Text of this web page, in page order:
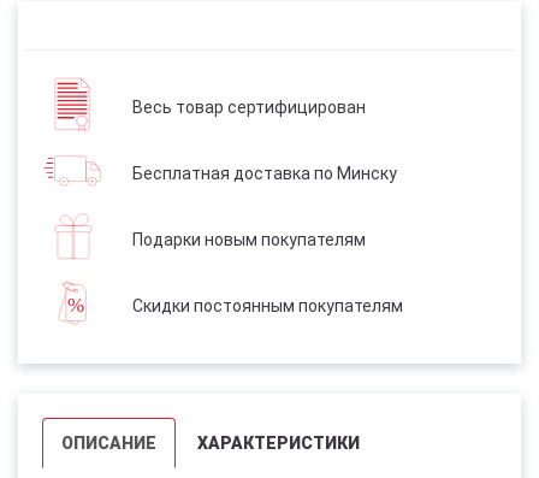
Весь товар сертифицирован
Бесплатная доставка по Минску
Подарки новым покупателям
Скидки постоянным покупателям
ОПИСАНИЕ ХАРАКТЕРИСТИКИ